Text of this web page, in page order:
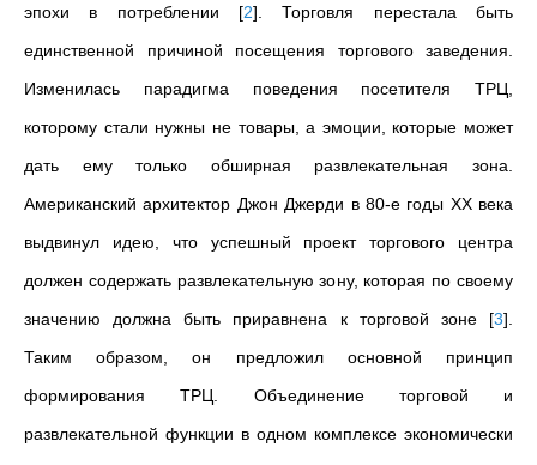
эпохи в потреблении [2] . Торговля перестала быть
единственной причиной посещения торгового заведения.
Изменилась парадигма поведения посетителя ТРЦ,
которому стали нужны не товары, а эмоции, которые может
дать ему только обширная развлекательная зона.
Американский архитектор Джон Джерди в 80-е годы ХХ века
выдвинул идею, что успешный проект торгового центра
должен содержать развлекательную зону, которая по своему
значению должна быть приравнена к торговой зоне [3]
Таким образом, он предложил
основной
принцип
формирования ТРЦ. Объединение торговой и
развлекательной функции в одном комплексе экономически